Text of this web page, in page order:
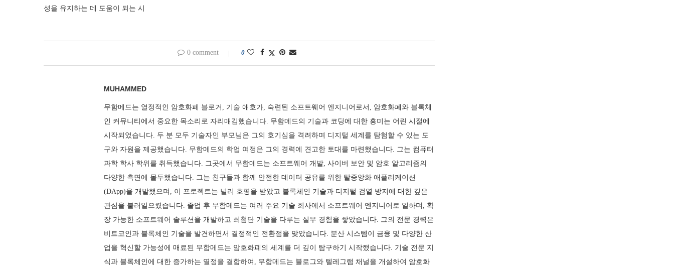
성을 유지하는 데 도움이 되는 시
0 comment 0
MUHAMMED
무함메드는 열정적인 암호화폐 블로거, 기술 애호가, 숙련된 소프트웨어 엔지니어로서, 암호화폐와 블록체
인 커뮤니티에서 중요한 목소리로 자리매김했습니다. 무함메드의 기술과 코딩에 대한 흥미는 어린 시절에
시작되었습니다. 두 분 모두 기술자인 부모님은 그의 호기심을 격려하며 디지털 세계를 탐험할 수 있는 도
구와 자원을 제공했습니다. 무함메드의 학업 여정은 그의 경력에 견고한 토대를 마련했습니다. 그는 컴퓨터
과학 학사 학위를 취득했습니다. 그곳에서 무함메드는 소프트웨어 개발, 사이버 보안 및 암호 알고리즘의
다양한 측면에 몰두했습니다. 그는 친구들과 함께 안전한 데이터 공유를 위한 탈중앙화 애플리케이션
(DApp)을 개발했으며, 이 프로젝트는 널리 호평을 받았고 블록체인 기술과 디지털 검열 방지에 대한 깊은
관심을 불러일으켰습니다. 졸업 후 무함메드는 여러 주요 기술 회사에서 소프트웨어 엔지니어로 일하며, 확
장 가능한 소프트웨어 솔루션을 개발하고 최첨단 기술을 다루는 실무 경험을 쌓았습니다. 그의 전문 경력은
비트코인과 블록체인 기술을 발견하면서 결정적인 전환점을 맞았습니다. 분산 시스템이 금융 및 다양한 산
업을 혁신할 가능성에 매료된 무함메드는 암호화폐의 세계를 더 깊이 탐구하기 시작했습니다. 기술 전문 지
식과 블록체인에 대한 증가하는 열정을 결합하여, 무함메드는 블로그와 텔레그램 채널을 개설하여 암호화